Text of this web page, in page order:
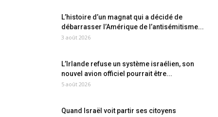
L’histoire d’un magnat qui a décidé de
débarrasser l’Amérique de l’antisémitisme...
3 août 2026
L’Irlande refuse un système israélien, son
nouvel avion officiel pourrait être...
5 août 2026
Quand Israël voit partir ses citoyens